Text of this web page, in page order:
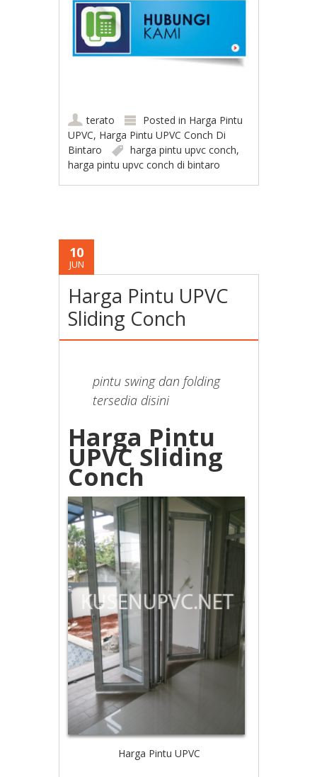
terato Posted in Harga Pintu
UPVC, Harga Pintu UPVC Conch Di
Bintaro
harga pintu upvc conch,
harga pintu upvc conch di bintaro
10
JUN
Harga Pintu UPVC
Sliding Conch
pintu swing dan folding
tersedia disini
Harga Pintu
UPVC Sliding
Conch
Harga Pintu UPVC